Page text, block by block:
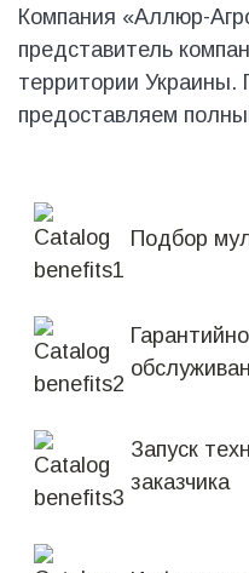
Компания «Аллюр-
представитель
территории Украины.
предоставляем
Подбор
Запуск
заказчика